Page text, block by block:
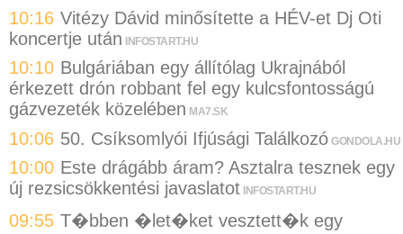
10:16 Vitézy Dávid minősítette a HÉV-et Dj Oti
koncertje után INFOSTART.HU
10:10 Bulgáriában egy állítólag Ukrajnából
érkezett drón robbant fel egy kulcsfontosságú
gázvezeték közelében MA7.SK
10:06 50. Csíksomlyói Ifjúsági Találkozó GONDOLA.HU
10:00 Este drágább áram? Asztalra tesznek egy
új rezsicsökkentési javaslatot INFOSTART.HU
09:55 T�bben �let�ket vesztett�k egy